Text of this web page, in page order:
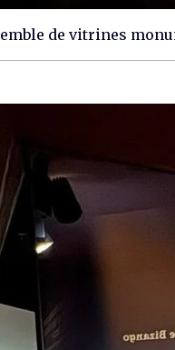
de vitrines